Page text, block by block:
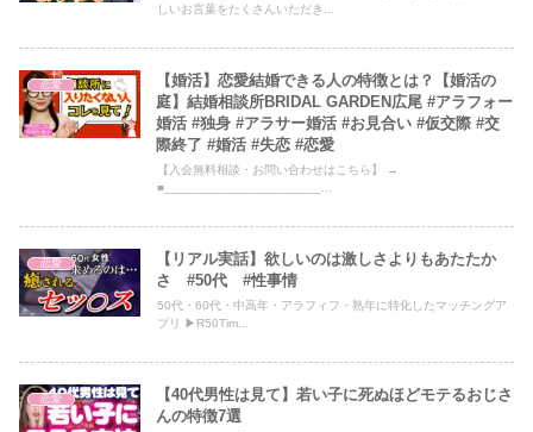
しいお言葉をたくさんいただき...
恋愛
【婚活】恋愛結婚できる人の特徴とは？【婚活の
庭】結婚相談所BRIDAL GARDEN広尾 #アラフォー
婚活 #独身 #アラサー婚活 #お見合い #仮交際 #交
際終了 #婚活 #失恋 #恋愛
【入会無料相談・お問い合わせはこちら】 →
■______________________...
恋愛
【リアル実話】欲しいのは激しさよりもあたたか
さ #50代 #性事情
50代・60代・中高年・アラフィフ・熟年に特化したマッチングア
プリ ▶R50Tim...
恋愛
【40代男性は見て】若い子に死ぬほどモテるおじさ
んの特徴7選